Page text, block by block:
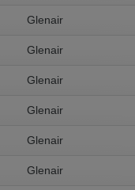
English. Would you like
Glenair
Glenair
Glenair
Glenair
Glenair
Glenair